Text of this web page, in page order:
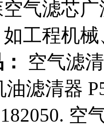
气滤芯
工程机
空气滤
油滤清器
空